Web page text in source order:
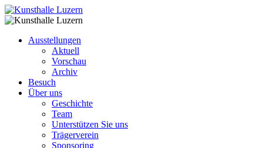
Ausstellungen
Aktuell
Vorschau
Archiv
Besuch
Über uns
Geschichte
Team
Unterstützen Sie uns
Trägerverein
Sponsoring